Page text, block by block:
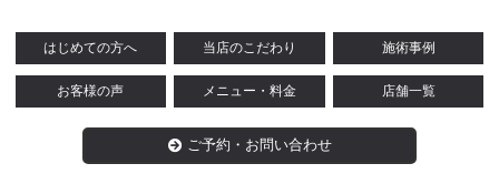
はじめての方へ 当店のこだわり 施術事例
お客様の声 メニュー・料金 店舗一覧
ご予約・お問い合わせ